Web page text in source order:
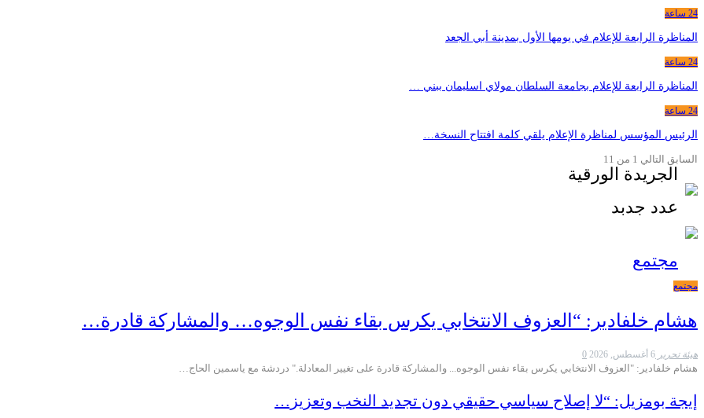
24 ساعة
المناظرة الرابعة للإعلام في يومها الأول بمدينة أبي الجعد
24 ساعة
المناظرة الرابعة للإعلام بجامعة السلطان مولاي اسليمان ببني …
24 ساعة
الرئيس المؤسس لمناظرة الإعلام يلقي كلمة افتتاح النسخة…
السابق التالي 1 من 11
الجريدة الورقية
عدد جدبد
مجتمع
مجتمع
هشام خلفادير: “العزوف الانتخابي يكرس بقاء نفس الوجوه… والمشاركة قادرة…
هيئة تحرير 6 أغسطس, 2026 0
هشام خلفادير: "العزوف الانتخابي يكرس بقاء نفس الوجوه... والمشاركة قادرة على تغيير المعادلة." دردشة مع ياسمين الحاج…
إيجة بومزيل: “لا إصلاح سياسي حقيقي دون تجديد النخب وتعزيز…